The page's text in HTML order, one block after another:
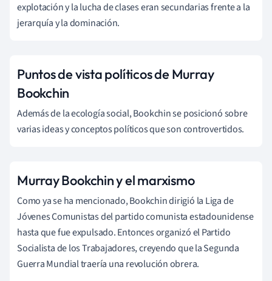
explotación y la lucha de clases eran secundarias frente a la
jerarquía y la dominación.
Puntos de vista políticos de Murray
Bookchin
Además de la ecología social, Bookchin se posicionó sobre
varias ideas y conceptos políticos que son controvertidos.
Murray Bookchin y el marxismo
Como ya se ha mencionado, Bookchin dirigió la Liga de
Jóvenes Comunistas del partido comunista estadounidense
hasta que fue expulsado. Entonces organizó el Partido
Socialista de los Trabajadores, creyendo que la Segunda
Guerra Mundial traería una revolución obrera.